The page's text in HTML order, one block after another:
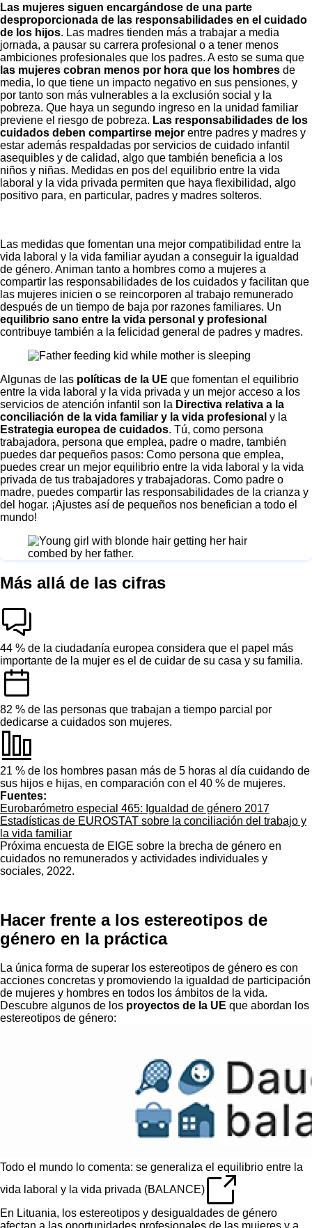
Las mujeres siguen encargándose de una parte
desproporcionada de las responsabilidades en el cuidado
de los hijos. Las madres tienden más a trabajar a media
jornada, a pausar su carrera profesional o a tener menos
ambiciones profesionales que los padres. A esto se suma que
las mujeres cobran menos por hora que los hombres de
media, lo que tiene un impacto negativo en sus pensiones, y
por tanto son más vulnerables a la exclusión social y la
pobreza. Que haya un segundo ingreso en la unidad familiar
previene el riesgo de pobreza. Las responsabilidades de los
cuidados deben compartirse mejor entre padres y madres y
estar además respaldadas por servicios de cuidado infantil
asequibles y de calidad, algo que también beneficia a los
niños y niñas. Medidas en pos del equilibrio entre la vida
laboral y la vida privada permiten que haya flexibilidad, algo
positivo para, en particular, padres y madres solteros.
Las medidas que fomentan una mejor compatibilidad entre la
vida laboral y la vida familiar ayudan a conseguir la igualdad
de género. Animan tanto a hombres como a mujeres a
compartir las responsabilidades de los cuidados y facilitan que
las mujeres inicien o se reincorporen al trabajo remunerado
después de un tiempo de baja por razones familiares. Un
equilibrio sano entre la vida personal y profesional
contribuye también a la felicidad general de padres y madres.
Algunas de las políticas de la UE que fomentan el equilibrio
entre la vida laboral y la vida privada y un mejor acceso a los
servicios de atención infantil son la Directiva relativa a la
conciliación de la vida familiar y la vida profesional y la
Estrategia europea de cuidados. Tú, como persona
trabajadora, persona que emplea, padre o madre, también
puedes dar pequeños pasos: Como persona que emplea,
puedes crear un mejor equilibrio entre la vida laboral y la vida
privada de tus trabajadores y trabajadoras. Como padre o
madre, puedes compartir las responsabilidades de la crianza y
del hogar. ¡Ajustes así de pequeños nos benefician a todo el
mundo!
Más allá de las cifras
44 % de la ciudadanía europea considera que el papel más
importante de la mujer es el de cuidar de su casa y su familia.
82 % de las personas que trabajan a tiempo parcial por
dedicarse a cuidados son mujeres.
21 % de los hombres pasan más de 5 horas al día cuidando de
sus hijos e hijas, en comparación con el 40 % de mujeres.
Fuentes:
Eurobarómetro especial 465: Igualdad de género 2017
Estadísticas de EUROSTAT sobre la conciliación del trabajo y
la vida familiar
Próxima encuesta de EIGE sobre la brecha de género en
cuidados no remunerados y actividades individuales y
sociales, 2022.
Hacer frente a los estereotipos de
género en la práctica
La única forma de superar los estereotipos de género es con
acciones concretas y promoviendo la igualdad de participación
de mujeres y hombres en todos los ámbitos de la vida.
Descubre algunos de los proyectos de la UE que abordan los
estereotipos de género:
Todo el mundo lo comenta: se generaliza el equilibrio entre la
vida laboral y la vida privada (BALANCE)
En Lituania, los estereotipos y desigualdades de género